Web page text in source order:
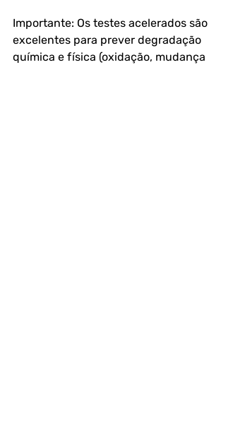
Importante: Os testes acelerados são
excelentes para prever degradação
química e física (oxidação, mudança